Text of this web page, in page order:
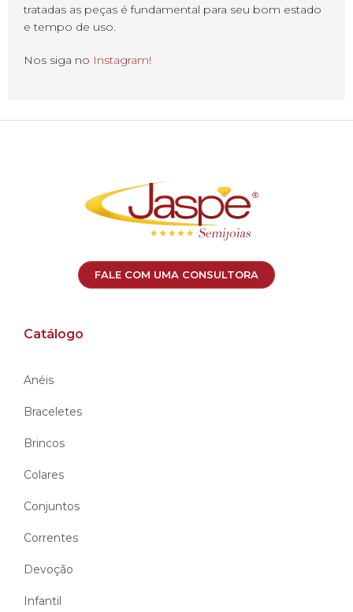
tratadas as peças é fundamental para seu bom estado
e tempo de uso.
Nos siga no Instagram!
FALE COM UMA CONSULTORA
Catálogo
Anéis
Braceletes
Brincos
Colares
Conjuntos
Correntes
Devoção
Infantil